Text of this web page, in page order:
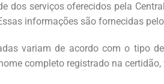
dos serviços oferecidos pela
informações são fornecidas
variam de acordo com o tipo
completo registrado na